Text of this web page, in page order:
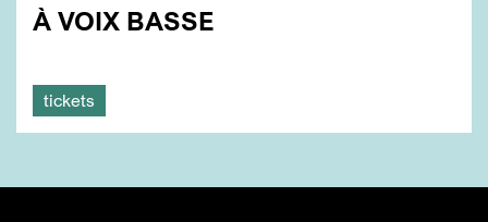
À VOIX BASSE
tickets